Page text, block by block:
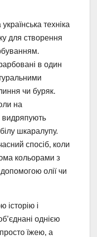
техніка
для створення
в один
чи буряк.
на
шкаралупу.
спосіб, коли
кольорами з
олії чи
історію і
однією
їжею, а